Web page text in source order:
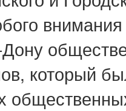
Дону
который